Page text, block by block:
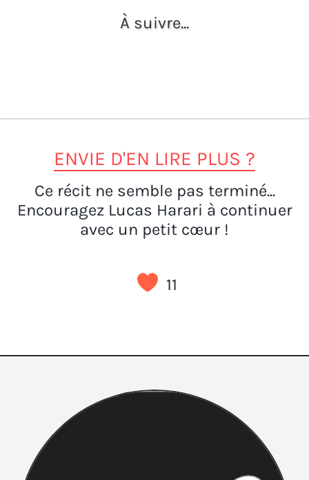
À suivre...
ENVIE D'EN LIRE PLUS ?
Ce récit ne semble pas terminé...
Encouragez Lucas Harari à continuer
avec un petit cœur !
11